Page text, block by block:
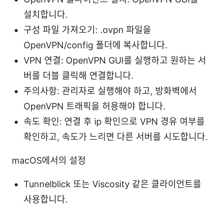
설치합니다.
구성 파일 가져오기: .ovpn 파일을
OpenVPN/config 폴더에 복사합니다.
VPN 연결: OpenVPN GUI를 실행하고 원하는 서
버를 더블 클릭해 연결합니다.
주의사항: 관리자로 실행해야 하고, 방화벽에서
OpenVPN 트래픽을 허용해야 합니다.
속도 확인: 연결 후 ip 확인으로 VPN 경유 여부를
확인하고, 속도가 느리면 다른 서버를 시도합니다.
macOS에서의 설정
Tunnelblick 또는 Viscosity 같은 클라이언트를
사용합니다.